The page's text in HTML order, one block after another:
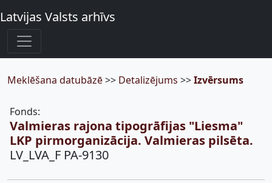
Latvijas Valsts arhīvs
Meklēšana datubāzē>> Detalizējums >>Izvērsums
Fonds:
Valmieras rajona tipogrāfijas "Liesma"
LKP pirmorganizācija. Valmieras pilsēta.
LV_LVA_F PA-9130